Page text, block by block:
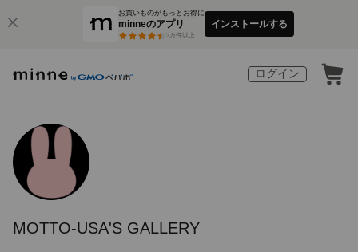
お買いものがもっとお得に
minneのアプリ
3万件以上
インストールする
ログイン
MOTTO-USA'S GALLERY